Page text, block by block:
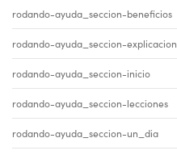
rodando-ayuda_seccion-beneficios
rodando-ayuda_seccion-explicacion
rodando-ayuda_seccion-inicio
rodando-ayuda_seccion-lecciones
rodando-ayuda_seccion-un_dia